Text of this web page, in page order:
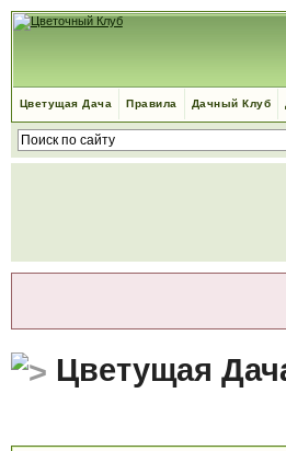
Цветущая Дача Правила Дачный Клуб
Цветущая